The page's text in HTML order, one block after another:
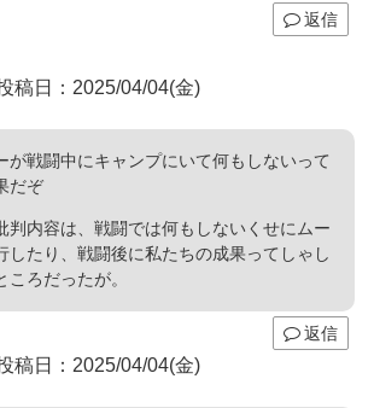
返信
稿日：2025/04/04(金)
が戦闘中にキャンプにいて何もしないって
だぞ
判内容は、戦闘では何もしないくせにムー
したり、戦闘後に私たちの成果ってしゃし
ころだったが。
返信
稿日：2025/04/04(金)